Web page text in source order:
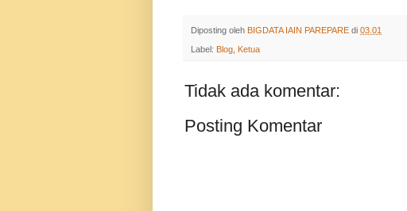
Diposting oleh BIGDATA IAIN PAREPARE di 03.01
Label: Blog Ketua
Tidak ada komentar:
Posting Komentar